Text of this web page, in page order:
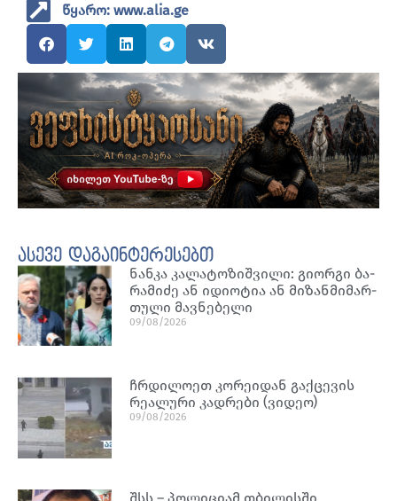
წყარო: www.alia.ge
ასევე დაგაინტერესებთ
ნან­კა კა­ლა­ტო­ზიშ­ვი­ლი: გი­ორ­გი ბა­
რა­მი­ძე ან იდი­ო­ტია ან მი­ზან­მი­მარ­
თუ­ლი მავ­ნე­ბე­ლი
09/08/2026
ჩრდილოეთ კორეიდან გაქცევის
რეალური კადრები (ვიდეო)
09/08/2026
შსს – პოლიციამ თბილისში